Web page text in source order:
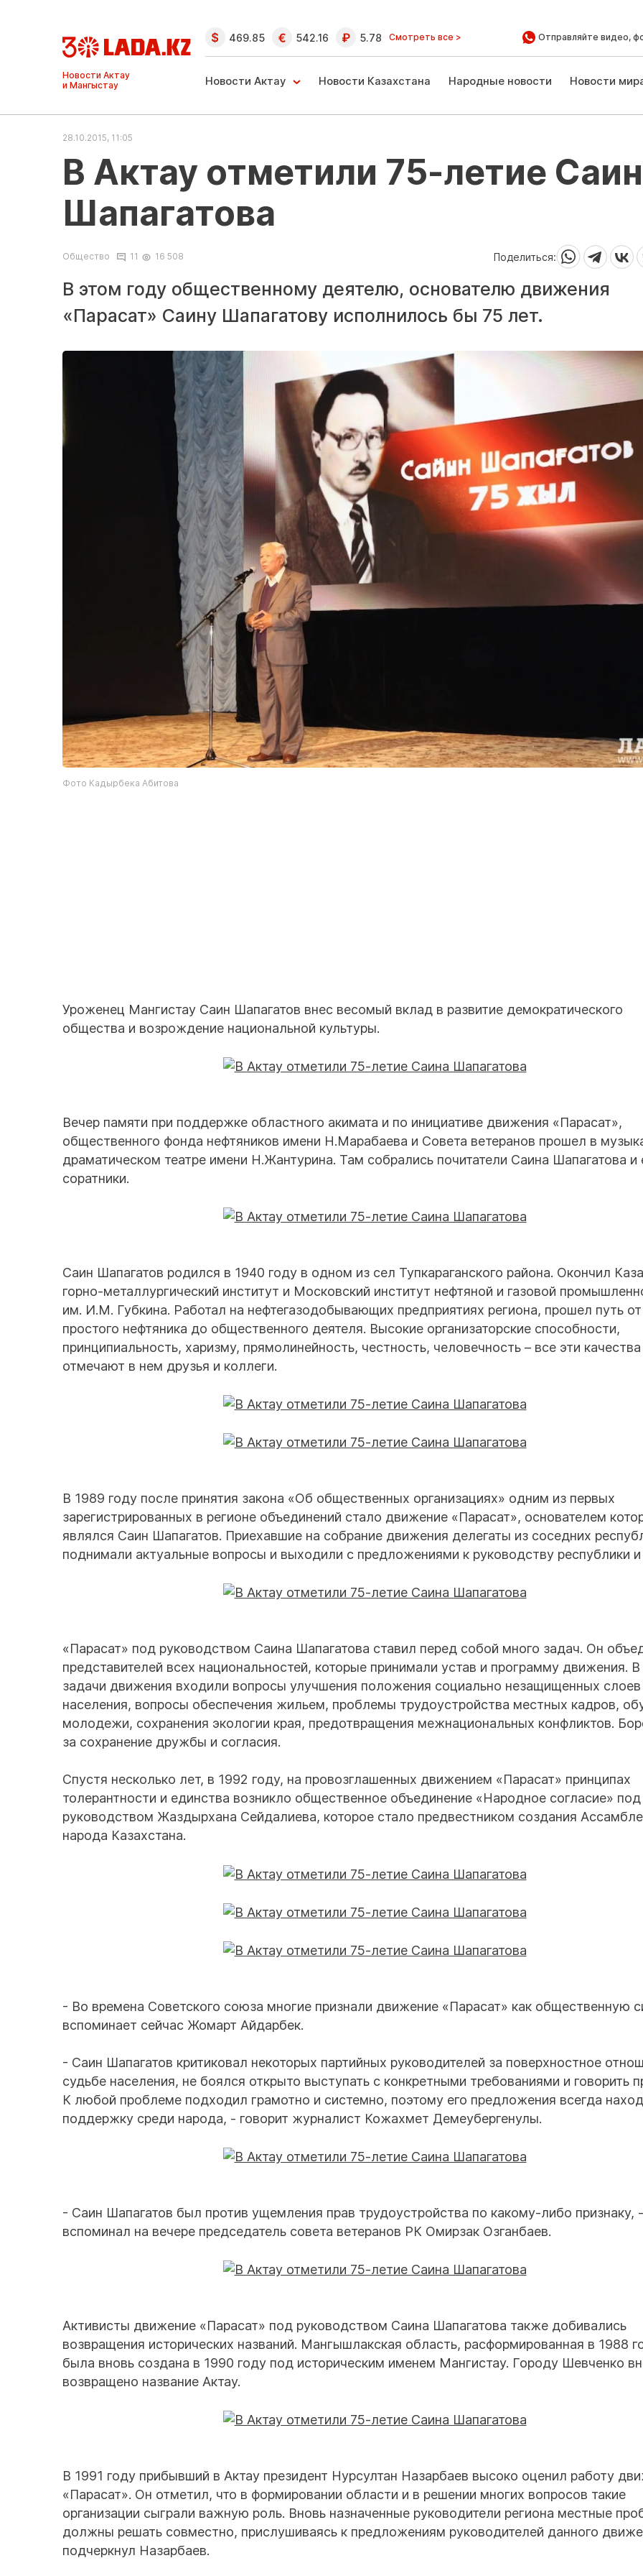
Ақтау және
Манғыстау
жаңалықтары
469.85 542.16 5.78 Смотреть все > Отправляйте видео,
Новости Актау Новости Казахстана Народные новости Новости
28.10.2015, 11:05
В Актау отметили 75-летие
Шапагатова
Общество 11 16 508 Поделиться:
В этом году общественному деятелю, основателю движения
«Парасат» Саину Шапагатову исполнилось бы 75 лет.
Фото Кадырбека Абитова
Уроженец Мангистау Саин Шапагатов внес весомый вклад в развитие демократического
общества и возрождение национальной культуры.
Вечер памяти при поддержке областного акимата и по инициативе движения «Парасат»,
общественного фонда нефтяников имени Н.Марабаева и Совета ветеранов прошел в
драматическом театре имени Н.Жантурина. Там собрались почитатели Саина Шапагатова и
соратники.
Саин Шапагатов родился в 1940 году в одном из сел Тупкараганского района. Окончил
горно-металлургический институт и Московский институт нефтяной и газовой
им. И.М. Губкина. Работал на нефтегазодобывающих предприятиях региона, прошел путь от
простого нефтяника до общественного деятеля. Высокие организаторские способности,
принципиальность, харизму, прямолинейность, честность, человечность – все эти качества
отмечают в нем друзья и коллеги.
В 1989 году после принятия закона «Об общественных организациях» одним из первых
зарегистрированных в регионе объединений стало движение «Парасат», основателем
являлся Саин Шапагатов. Приехавшие на собрание движения делегаты из соседних
поднимали актуальные вопросы и выходили с предложениями к руководству республики
«Парасат» под руководством Саина Шапагатова ставил перед собой много задач. Он
представителей всех национальностей, которые принимали устав и программу движения. В
задачи движения входили вопросы улучшения положения социально незащищенных слоев
населения, вопросы обеспечения жильем, проблемы трудоустройства местных кадров,
молодежи, сохранения экологии края, предотвращения межнациональных конфликтов.
за сохранение дружбы и согласия.
Спустя несколько лет, в 1992 году, на провозглашенных движением «Парасат» принципах
толерантности и единства возникло общественное объединение «Народное согласие» под
руководством Жаздырхана Сейдалиева, которое стало предвестником создания
народа Казахстана.
- Во времена Советского союза многие признали движение «Парасат» как общественную
вспоминает сейчас Жомарт Айдарбек.
- Саин Шапагатов критиковал некоторых партийных руководителей за поверхностное
судьбе населения, не боялся открыто выступать с конкретными требованиями и говорить
К любой проблеме подходил грамотно и системно, поэтому его предложения всегда
поддержку среди народа, - говорит журналист Кожахмет Демеубергенулы.
- Саин Шапагатов был против ущемления прав трудоустройства по какому-либо признаку, -
вспоминал на вечере председатель совета ветеранов РК Омирзак Озганбаев.
Активисты движение «Парасат» под руководством Саина Шапагатова также добивались
возвращения исторических названий. Мангышлакская область, расформированная в 1988
была вновь создана в 1990 году под историческим именем Мангистау. Городу Шевченко
возвращено название Актау.
В 1991 году прибывший в Актау президент Нурсултан Назарбаев высоко оценил работу
«Парасат». Он отметил, что в формировании области и в решении многих вопросов такие
организации сыграли важную роль. Вновь назначенные руководители региона местные
должны решать совместно, прислушиваясь к предложениям руководителей данного
подчеркнул Назарбаев.